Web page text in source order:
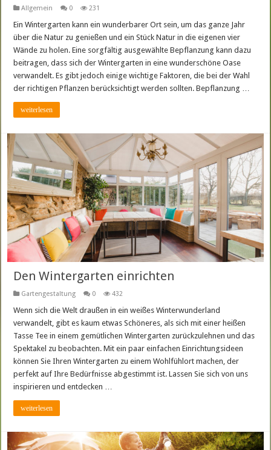
Allgemein 0 231
Ein Wintergarten kann ein wunderbarer Ort sein, um das ganze Jahr
über die Natur zu genießen und ein Stück Natur in die eigenen vier
Wände zu holen. Eine sorgfältig ausgewählte Bepflanzung kann dazu
beitragen, dass sich der Wintergarten in eine wunderschöne Oase
verwandelt. Es gibt jedoch einige wichtige Faktoren, die bei der Wahl
der richtigen Pflanzen berücksichtigt werden sollten. Bepflanzung …
weiterlesen
Den Wintergarten einrichten
Gartengestaltung 0 432
Wenn sich die Welt draußen in ein weißes Winterwunderland
verwandelt, gibt es kaum etwas Schöneres, als sich mit einer heißen
Tasse Tee in einem gemütlichen Wintergarten zurückzulehnen und das
Spektakel zu beobachten. Mit ein paar einfachen Einrichtungsideen
können Sie Ihren Wintergarten zu einem Wohlfühlort machen, der
perfekt auf Ihre Bedürfnisse abgestimmt ist. Lassen Sie sich von uns
inspirieren und entdecken …
weiterlesen